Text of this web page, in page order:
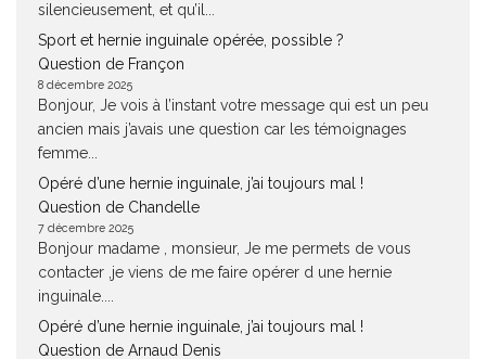
silencieusement, et qu’il...
Sport et hernie inguinale opérée, possible ?
Question de Françon
8 décembre 2025
Bonjour, Je vois à l’instant votre message qui est un peu
ancien mais j’avais une question car les témoignages
femme...
Opéré d’une hernie inguinale, j’ai toujours mal !
Question de Chandelle
7 décembre 2025
Bonjour madame , monsieur, Je me permets de vous
contacter ,je viens de me faire opérer d une hernie
inguinale....
Opéré d’une hernie inguinale, j’ai toujours mal !
Question de Arnaud Denis